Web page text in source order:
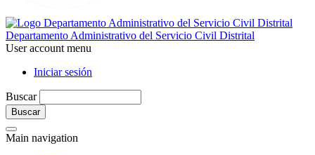
Departamento Administrativo del Servicio Civil Distrital
User account menu
Iniciar sesión
Buscar
Main navigation